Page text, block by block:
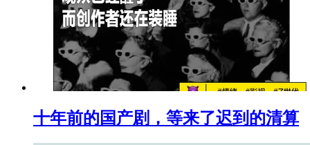
十年前的国产剧，等来了迟到的清算